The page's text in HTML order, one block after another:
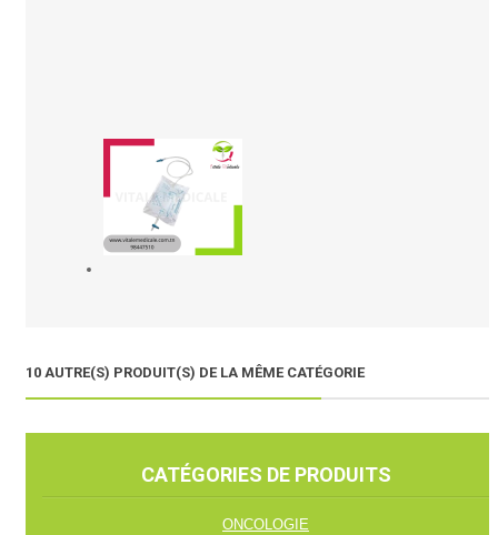
10 AUTRE(S) PRODUIT(S) DE LA MÊME CATÉGORIE
CATÉGORIES DE PRODUITS
ONCOLOGIE